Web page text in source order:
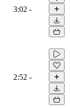
3:02 -
2:52 -